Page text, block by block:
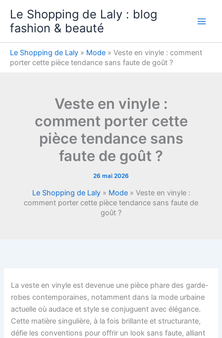
contenu
Le Shopping de Laly : blog
fashion & beauté
Le Shopping de Laly » Mode » Veste en vinyle : comment
porter cette pièce tendance sans faute de goût ?
Veste en vinyle :
comment porter cette
pièce tendance sans
faute de goût ?
26 mai 2026
Le Shopping de Laly» Mode» Veste en vinyle :
comment porter cette pièce tendance sans faute de
goût ?
La veste en vinyle est devenue une pièce phare des garde-
robes contemporaines, notamment dans la mode urbaine
actuelle où audace et style se conjuguent avec élégance.
Cette matière singulière, à la fois brillante et structurante,
défie les conventions pour offrir un look sans faute, alliant